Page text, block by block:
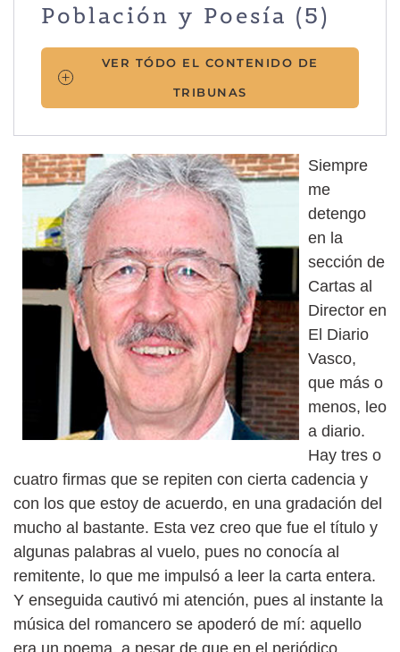
Población y Poesía (5)
VER TÓDO EL CONTENIDO DE
TRIBUNAS
Siempre
me
detengo
en la
sección de
Cartas al
Director en
El Diario
Vasco,
que más o
menos, leo
a diario.
Hay tres o
cuatro firmas que se repiten con cierta cadencia y
con los que estoy de acuerdo, en una gradación del
mucho al bastante. Esta vez creo que fue el título y
algunas palabras al vuelo, pues no conocía al
remitente, lo que me impulsó a leer la carta entera.
Y enseguida cautivó mi atención, pues al instante la
música del romancero se apoderó de mí: aquello
era un poema, a pesar de que en el periódico